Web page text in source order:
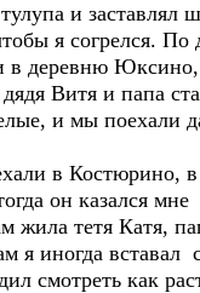
и заставлял
я согрелся. По
в деревню
Витя и папа
и мы поехали
в Костюрино,
он казался мне
жила тетя Катя,
я иногда вставал
смотреть как